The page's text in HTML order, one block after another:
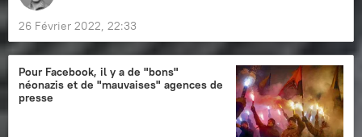
26 Février 2022, 22:33
Pour Facebook, il y a de "bons"
néonazis et de "mauvaises" agences de
presse